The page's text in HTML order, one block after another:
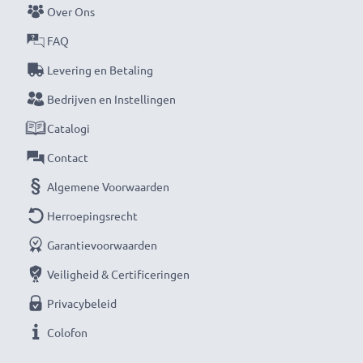
Mis nooit meer een moment met deze slimme,
compacte LCD-batterijlader van CELLONIC. Bestel
nu met snelle levering en 3 jaar garantie!
Over Ons
FAQ
Levering en Betaling
Bedrijven en Instellingen
Catalogi
Contact
Algemene Voorwaarden
Herroepingsrecht
Garantievoorwaarden
Veiligheid & Certificeringen
Privacybeleid
Colofon